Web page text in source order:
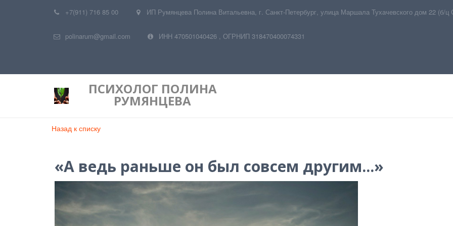
+7(911) 716 85 00 ИП Румянцева Полина Витальевна, г. Санкт-Петербург, улица Маршала Тухачевского дом 22 (б/ц
polinarum@gmail.com ИНН 470501040426 , ОГРНИП 318470400074331
ПСИХОЛОГ ПОЛИНА
РУМЯНЦЕВА
Назад к списку
«А ведь раньше он был совсем другим...»